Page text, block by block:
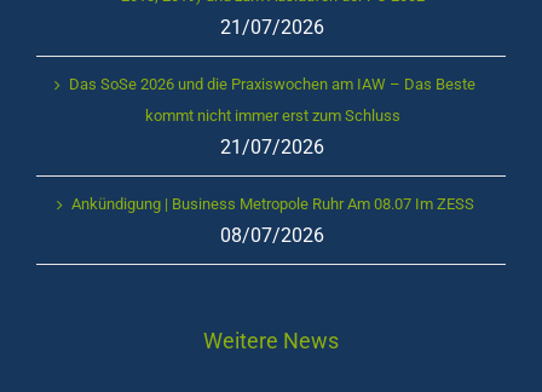
21/07/2026
Das SoSe 2026 und die Praxiswochen am IAW – Das Beste
kommt nicht immer erst zum Schluss
21/07/2026
Ankündigung | Business Metropole Ruhr Am 08.07 Im ZESS
08/07/2026
Weitere News